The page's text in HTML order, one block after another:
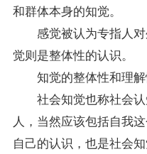
和群体本身的知觉。
感觉被认为专指人对
觉则是整体性的认识。
知觉的整体性和理解
社会知觉也称社会认
人，当然应该包括自我
自己的认识，也是社会